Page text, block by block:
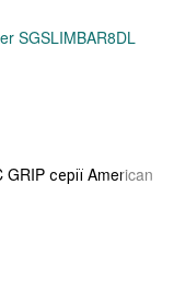
SGSLIMBAR8DL